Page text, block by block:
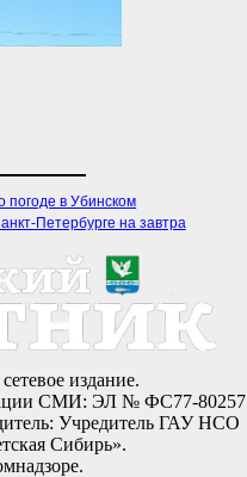
погоде в Убинском
Петербурге на завтра
издание.
СМИ: ЭЛ № ФС77-80257
Учредитель ГАУ НСО
Сибирь».